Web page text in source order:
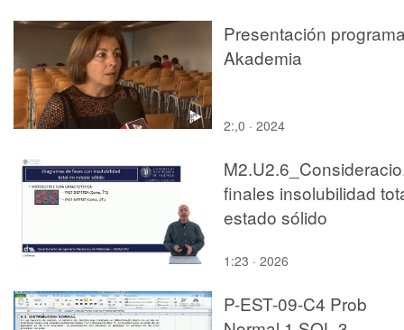
Presentación
Akademia
2:,0 · 2024
finales insolubilidad
estado sólido
1:23 · 2026
P-EST-09-C4 Prob